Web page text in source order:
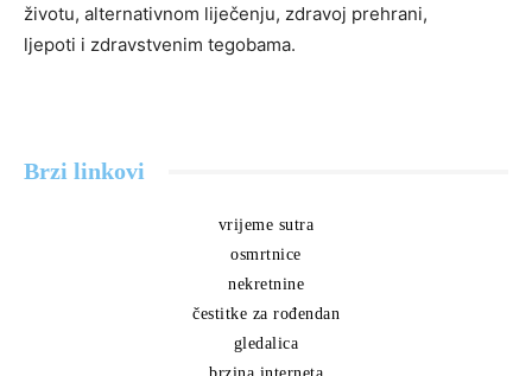
životu, alternativnom liječenju, zdravoj prehrani,
ljepoti i zdravstvenim tegobama.
Brzi linkovi
vrijeme sutra
osmrtnice
nekretnine
čestitke za rođendan
gledalica